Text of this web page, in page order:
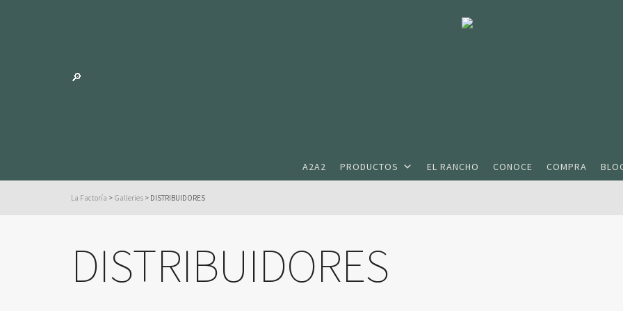
A2A2 PRODUCTOS EL RANCHO CONOCE COMPRA
La Factoría > Galleries > DISTRIBUIDORES
DISTRIBUIDORES